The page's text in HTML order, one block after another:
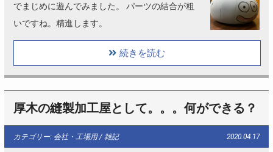
でまじめに遊んでみました。 パーツの結合が粗
いですね。精進します。
続きを読む
厚木の縫製加工屋として。。。何ができる？
カテゴリー: 会社・工場用 / 雑記 2020.04.17